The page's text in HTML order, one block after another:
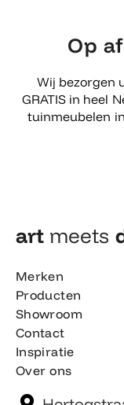
Op
Wij bezorgen
GRATIS in heel
tuinmeubelen
art meets
Merken
Producten
Showroom
Contact
Inspiratie
Over ons